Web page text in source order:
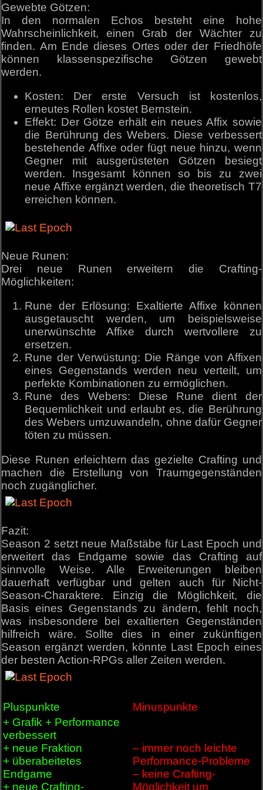
Gewebte Götzen:
In den normalen Echos besteht eine hohe
Wahrscheinlichkeit, einen Grab der Wächter zu
finden. Am Ende dieses Ortes oder der Friedhöfe
können klassenspezifische Götzen gewebt
werden.
Kosten: Der erste Versuch ist kostenlos,
erneutes Rollen kostet Bernstein.
Effekt: Der Götze erhält ein neues Affix sowie
die Berührung des Webers. Diese verbessert
bestehende Affixe oder fügt neue hinzu, wenn
Gegner mit ausgerüsteten Götzen besiegt
werden. Insgesamt können so bis zu zwei
neue Affixe ergänzt werden, die theoretisch T7
erreichen können.
Neue Runen:
Drei neue Runen erweitern die Crafting-
Möglichkeiten:
Rune der Erlösung: Exaltierte Affixe können
ausgetauscht werden, um beispielsweise
unerwünschte Affixe durch wertvollere zu
ersetzen.
Rune der Verwüstung: Die Ränge von Affixen
eines Gegenstands werden neu verteilt, um
perfekte Kombinationen zu ermöglichen.
Rune des Webers: Diese Rune dient der
Bequemlichkeit und erlaubt es, die Berührung
des Webers umzuwandeln, ohne dafür Gegner
töten zu müssen.
Diese Runen erleichtern das gezielte Crafting und
machen die Erstellung von Traumgegenständen
noch zugänglicher.
Fazit:
Season 2 setzt neue Maßstäbe für Last Epoch und
erweitert das Endgame sowie das Crafting auf
sinnvolle Weise. Alle Erweiterungen bleiben
dauerhaft verfügbar und gelten auch für Nicht-
Season-Charaktere. Einzig die Möglichkeit, die
Basis eines Gegenstands zu ändern, fehlt noch,
was insbesondere bei exaltierten Gegenständen
hilfreich wäre. Sollte dies in einer zukünftigen
Season ergänzt werden, könnte Last Epoch eines
der besten Action-RPGs aller Zeiten werden.
Pluspunkte
Minuspunkte
+ Grafik + Performance
verbessert
+ neue Fraktion
+ überabeitetes
Endgame
+ neue Crafting-
– immer noch leichte
Performance-Probleme
– keine Crafting-
Möglichkeit um